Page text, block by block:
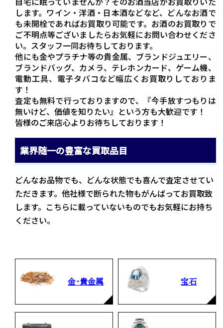
します。ワイン・洋酒・日本酒などなど、どんなお酒で
も未開栓であればお買取り可能です。お酒のお買取りで
ご不明点等ございましたらお気軽にお問い合わせくださ
い。スタッフ一同お待ちしております。
他にも金やプラチナ等の貴金属、ブランドジュエリー、
ブランドバッグ、カメラ、テレホンカード、ゲーム機、
電動工具、電子タバコなど幅広くお買取りしておりま
す！
査定も無料で行っておりますので、『今手放すつもりは
無いけど、価値を知りたい』という方も大歓迎です！
皆様のご来店心よりお待ちしております！
業界随一の豊富な買取品目
どんなお品物でも、どんな状態でも喜んで査定させてい
ただきます。他社様で断られた物もがんばってお買取致
します。こちらに載っていないものでもお気軽にお持ち
ください。
金・貴金属 宝石